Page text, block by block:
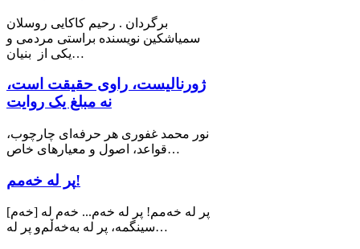
برگردان . رحیم کاکایی روسلان
سمیاشکین نویسنده براستی مردمی و
یکی از بنیان…
ژورنالیست، راوی حقیقت است،
نه مبلغ یک روایت
نور محمد غفوری هر حرفه‌ای چارچوب،
قواعد، اصول و معیارهای خاص…
پر له خەمم!
[خه‌م] پر له خەمم! پر لە خەم... خەم له
سینگمە، پر لە بەخەڵم‌و پر لە…